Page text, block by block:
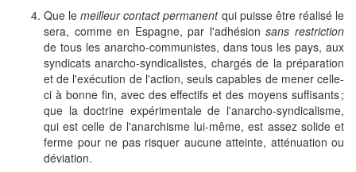
Que lemeilleur contact permanentqui puisse être réalisé le
sera, comme en Espagne, par l'adhésionsans restriction
de tous les anarcho-communistes, dans tous les pays, aux
syndicats anarcho-syndicalistes, chargés de la préparation
et de l'exécution de l'action, seuls capables de mener celle-
ci à bonne fin, avec des effectifs et des moyens suffisants ;
que la doctrine expérimentale de l'anarcho-syndicalisme,
qui est celle de l'anarchisme lui-même, est assez solide et
ferme pour ne pas risquer aucune atteinte, atténuation ou
déviation.